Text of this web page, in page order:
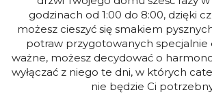
godzinach od 1:00 do 8:00, dzięki
możesz cieszyć się smakiem
potraw przygotowanych specjalnie
ważne, możesz decydować o
wyłączać z niego te dni, w których
nie będzie Ci